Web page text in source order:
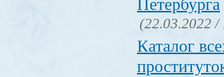
Петербурга
(22.03.2022 /
Каталог